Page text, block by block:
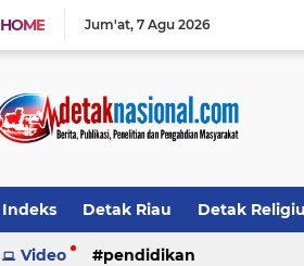
HOME Jum'at 7 Agu 2026
Indeks Detak Riau Detak
Pendidikan Detak Opini
Video pendidikan